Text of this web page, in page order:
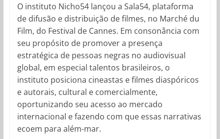
O instituto Nicho54 lançou a Sala54, plataforma
de difusão e distribuição de filmes, no Marché du
Film, do Festival de Cannes. Em consonância com
seu propósito de promover a presença
estratégica de pessoas negras no audiovisual
global, em especial talentos brasileiros, o
instituto posiciona cineastas e filmes diaspóricos
e autorais, cultural e comercialmente,
oportunizando seu acesso ao mercado
internacional e fazendo com que essas narrativas
ecoem para além-mar.